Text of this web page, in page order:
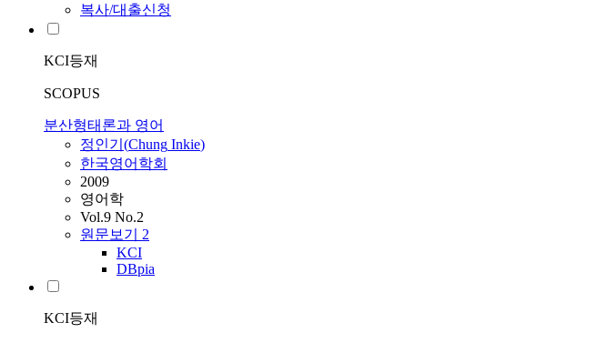
복사/대출신청
KCI등재
SCOPUS
분산형태론과 영어
정인기 (Chung Inkie)
한국영어학회
2009
영어학
Vol.9 No.2
원문보기 2
KCI
DBpia
KCI등재